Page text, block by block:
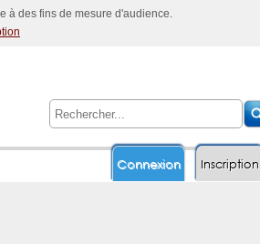
à des fins de mesure d'audience.
Inscription
Connexion